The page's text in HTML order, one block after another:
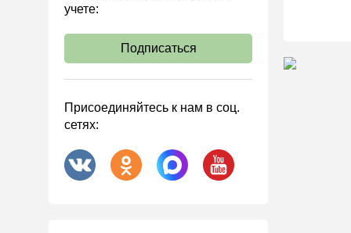
Налоговое планирование
Финансовый контроль
Договоры
ООО
АО
Госзакупки
учете:
Подписаться
Присоединяйтесь к нам в соц.
сетях: